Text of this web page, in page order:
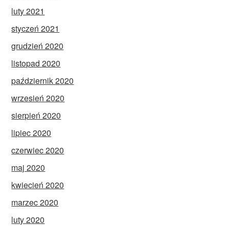
luty 2021
styczeń 2021
grudzień 2020
listopad 2020
październik 2020
wrzesień 2020
sierpień 2020
lipiec 2020
czerwiec 2020
maj 2020
kwiecień 2020
marzec 2020
luty 2020